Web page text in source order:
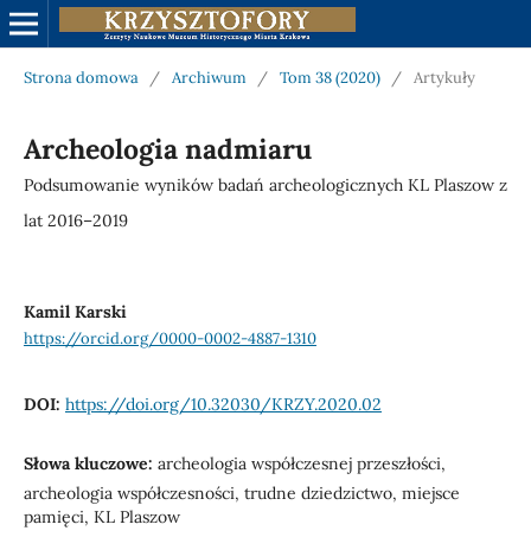
Strona domowa / Archiwum / Tom 38 (2020) / Artykuły
Archeologia nadmiaru
Podsumowanie wyników badań archeologicznych KL Plaszow z
lat 2016–2019
Kamil Karski
https://orcid.org/0000-0002-4887-1310
DOI: https://doi.org/10.32030/KRZY.2020.02
Słowa kluczowe: archeologia współczesnej przeszłości,
archeologia współczesności, trudne dziedzictwo, miejsce
pamięci, KL Plaszow